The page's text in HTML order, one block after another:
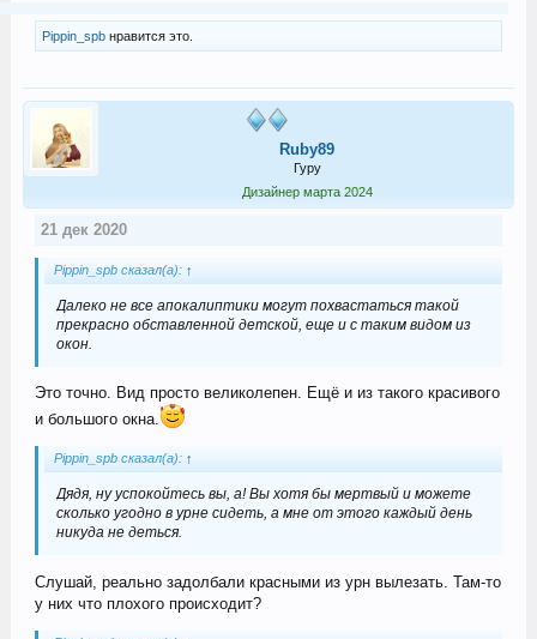
Pippin_spbнравится это.
Ruby89
Гуру
Дизайнер марта 2024
21 дек 2020
Pippin_spb сказал(а): ↑
Далеко не все апокалиптики могут похвастаться такой
прекрасно обставленной детской, еще и с таким видом из
окон.
Это точно. Вид просто великолепен. Ещё и из такого красивого
и большого окна.
Pippin_spb сказал(а): ↑
Дядя, ну успокойтесь вы, а! Вы хотя бы мертвый и можете
сколько угодно в урне сидеть, а мне от этого каждый день
никуда не деться.
Слушай, реально задолбали красными из урн вылезать. Там-то
у них что плохого происходит?